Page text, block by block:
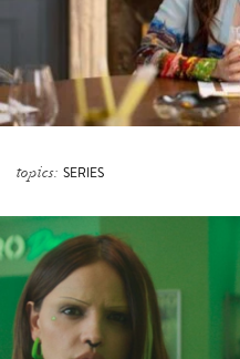
topics: SERIES